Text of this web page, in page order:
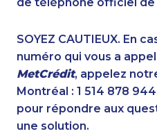
1-587-319-2121
1-416-226-4320
1-778-401-2196
1-438-230-1384
SOYEZ CAUTIEUX. En
numéro qui vous a
MetCrédit, appelez
Montréal : 1 514 878
pour répondre aux
une solution.